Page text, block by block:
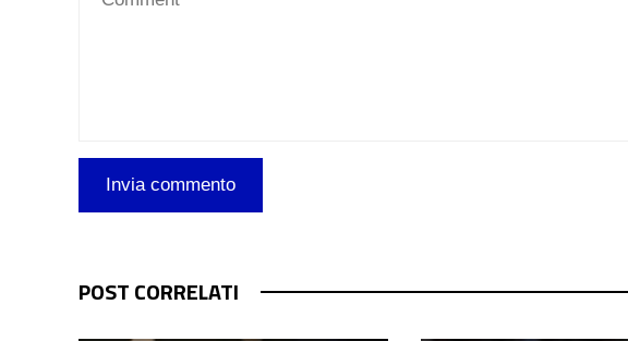
POST CORRELATI